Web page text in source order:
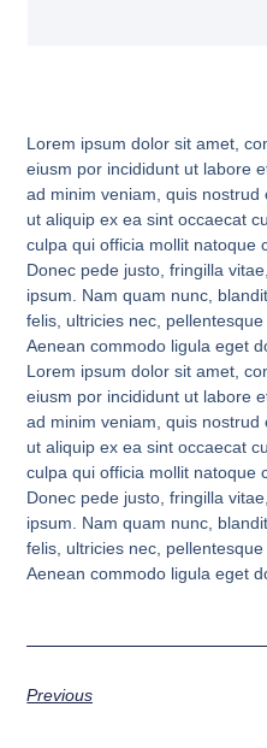
Lorem ipsum dolor sit amet,
eiusm por incididunt ut labore
ad minim veniam, quis
ut aliquip ex ea sint occaecat
culpa qui officia mollit natoque
Donec pede justo, fringilla
ipsum. Nam quam nunc,
felis, ultricies nec,
Aenean commodo ligula eget
Lorem ipsum dolor sit amet,
eiusm por incididunt ut labore
ad minim veniam, quis
ut aliquip ex ea sint occaecat
culpa qui officia mollit natoque
Donec pede justo, fringilla
ipsum. Nam quam nunc,
felis, ultricies nec,
Aenean commodo ligula eget
Previous